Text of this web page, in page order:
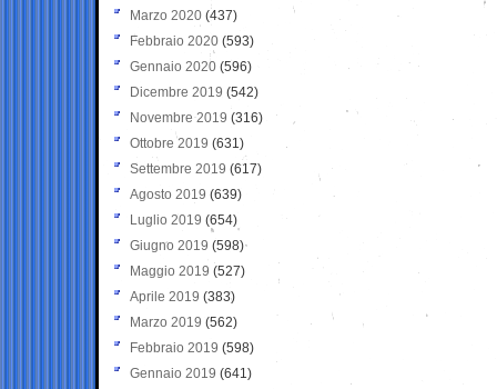
Marzo 2020 (437)
Febbraio 2020 (593)
Gennaio 2020 (596)
Dicembre 2019 (542)
Novembre 2019 (316)
Ottobre 2019 (631)
Settembre 2019 (617)
Agosto 2019 (639)
Luglio 2019 (654)
Giugno 2019 (598)
Maggio 2019 (527)
Aprile 2019 (383)
Marzo 2019 (562)
Febbraio 2019 (598)
Gennaio 2019 (641)